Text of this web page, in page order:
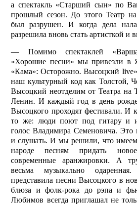
а спектакль «Старший сын» по
прошлый сезон. До этого Театр
был разрушен. И когда дела
разрешила вновь стать артисткой и
— Помимо спектаклей
«Хорошие песни» мы привезли в
«Кама»: Осторожно. Высоцкий
наш культурный код как Толстой,
Высоцкий неотделим от Театра на
Ленин. И каждый год в день
Высоцкого проходят фестивали.
то же: люди поют под гитару и
голос Владимира Семеновича. Это
и слушать. И мы решили, что
народе песням придать
современные аранжировки. А
весьма музыкально
представила песни Высоцкого в
блюза и фолк-рока до рэпа и
Любимов всегда приглашал не